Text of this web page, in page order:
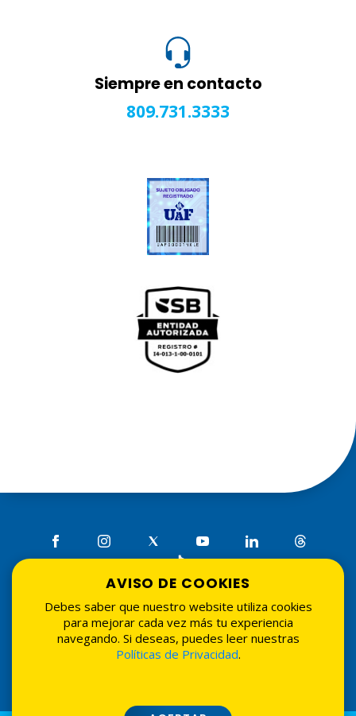
Siempre en contacto
809.731.3333
Tarifarios•Seguridad•Términos de uso•Políticas de
privacidad•Tasadores externos
© 2026 Asociación La Nacional de Ahorros y Préstamos.
Todos los derechos reservados. Website por
AVISO DE COOKIES
Debes saber que nuestro website utiliza cookies
para mejorar cada vez más tu experiencia
navegando. Si deseas, puedes leer nuestras
Políticas de Privacidad.